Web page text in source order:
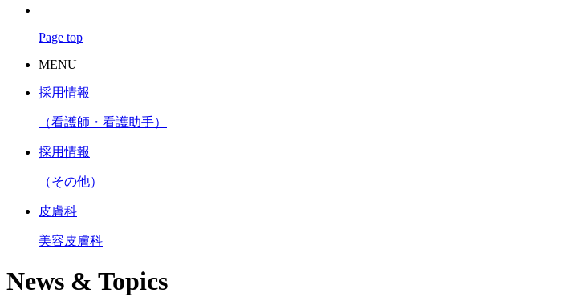
Page top
MENU
採用情報
（看護師・看護助手）
採用情報
（その他）
皮膚科
美容皮膚科
News & Topics